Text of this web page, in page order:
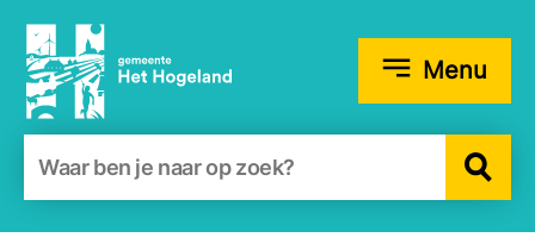
Zoekformulier
Menu